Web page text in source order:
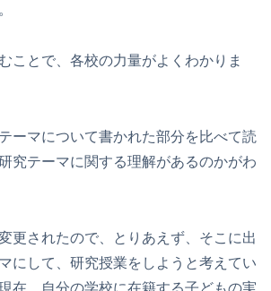
ことで、各校の力量がよくわかりま
ーマについて書かれた部分を比べて読
究テーマに関する理解があるのかがわ
更されたので、とりあえず、そこに出
にして、研究授業をしようと考えてい
在、自分の学校に在籍する子どもの実